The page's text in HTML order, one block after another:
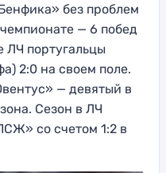
без проблем
— 6 побед
ЛЧ португальцы
2:0 на своем поле.
— девятый в
Сезон в ЛЧ
со счетом 1:2 в